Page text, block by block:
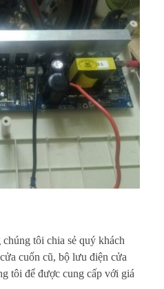
tôi chia sẻ quý khách
cuốn cũ, bộ lưu điện cửa
tôi để được cung cấp với giá